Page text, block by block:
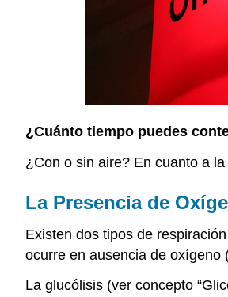
¿Cuánto tiempo puedes
¿Con o sin aire? En cuanto a
La Presencia de
Existen dos tipos de
ocurre en ausencia de oxígeno
La glucólisis (ver concepto